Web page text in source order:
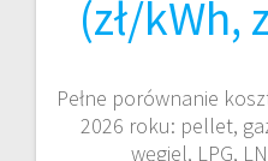
(zł/kWh,
Pełne porównanie
2026 roku: pellet,
węgiel, LPG,